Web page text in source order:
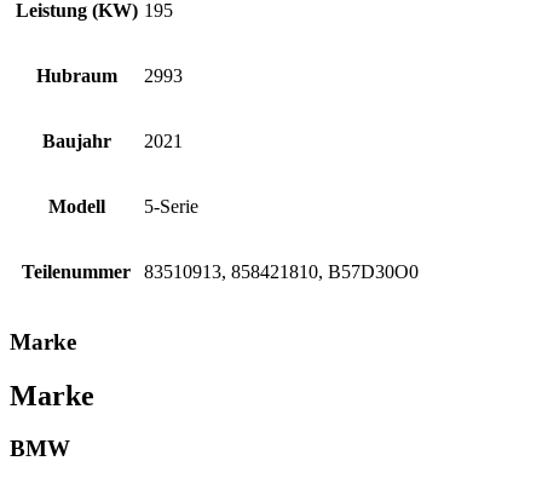
Leistung (KW) 195
Hubraum 2993
Baujahr 2021
Modell 5-Serie
Teilenummer 83510913, 858421810, B57D30O0
Marke
Marke
BMW